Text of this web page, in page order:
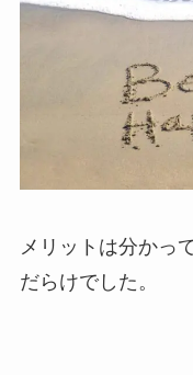
メリットは分かっ
だらけでした。